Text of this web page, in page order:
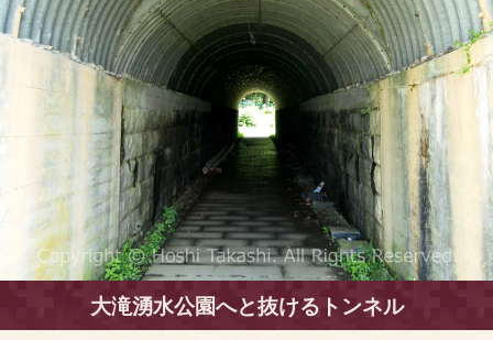
大滝湧水公園へと抜けるトンネル